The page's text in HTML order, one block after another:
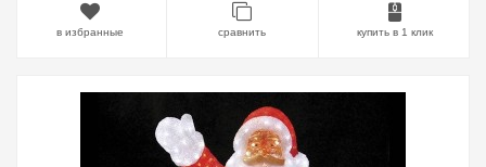
в избранные сравнить купить в 1 клик